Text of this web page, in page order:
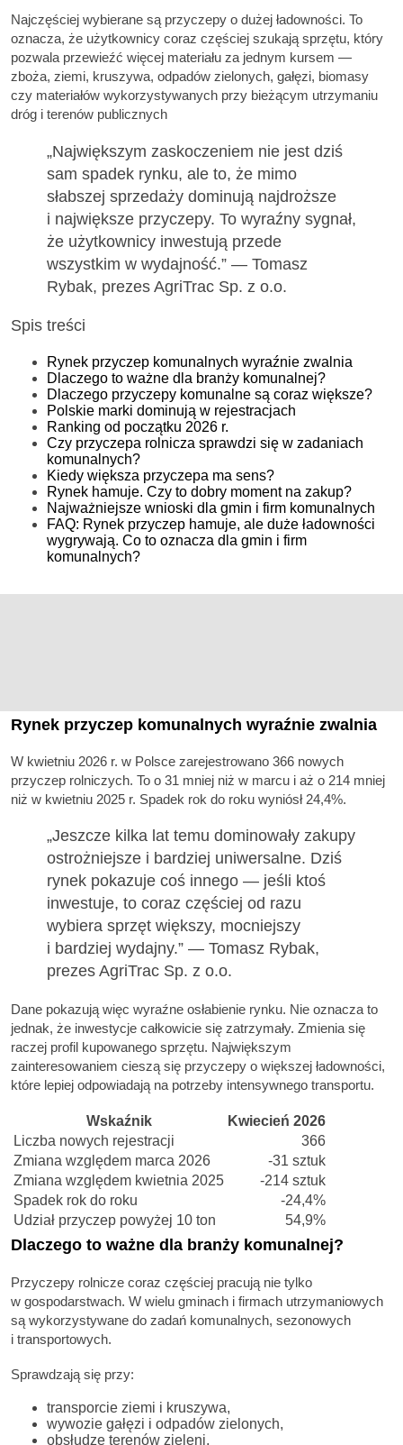
Najczęściej wybierane są przyczepy o dużej ładowności. To
oznacza, że użytkownicy coraz częściej szukają sprzętu, który
pozwala przewieźć więcej materiału za jednym kursem —
zboża, ziemi, kruszywa, odpadów zielonych, gałęzi, biomasy
czy materiałów wykorzystywanych przy bieżącym utrzymaniu
dróg i terenów publicznych
„Największym zaskoczeniem nie jest dziś
sam spadek rynku, ale to, że mimo
słabszej sprzedaży dominują najdroższe
i największe przyczepy. To wyraźny sygnał,
że użytkownicy inwestują przede
wszystkim w wydajność.” — Tomasz
Rybak, prezes AgriTrac Sp. z o.o.
Spis treści
Rynek przyczep komunalnych wyraźnie zwalnia
Dlaczego to ważne dla branży komunalnej?
Dlaczego przyczepy komunalne są coraz większe?
Polskie marki dominują w rejestracjach
Ranking od początku 2026 r.
Czy przyczepa rolnicza sprawdzi się w zadaniach
komunalnych?
Kiedy większa przyczepa ma sens?
Rynek hamuje. Czy to dobry moment na zakup?
Najważniejsze wnioski dla gmin i firm komunalnych
FAQ: Rynek przyczep hamuje, ale duże ładowności
wygrywają. Co to oznacza dla gmin i firm
komunalnych?
Rynek przyczep komunalnych wyraźnie zwalnia
W kwietniu 2026 r. w Polsce zarejestrowano 366 nowych
przyczep rolniczych. To o 31 mniej niż w marcu i aż o 214 mniej
niż w kwietniu 2025 r. Spadek rok do roku wyniósł 24,4%.
„Jeszcze kilka lat temu dominowały zakupy
ostrożniejsze i bardziej uniwersalne. Dziś
rynek pokazuje coś innego — jeśli ktoś
inwestuje, to coraz częściej od razu
wybiera sprzęt większy, mocniejszy
i bardziej wydajny.” — Tomasz Rybak,
prezes AgriTrac Sp. z o.o.
Dane pokazują więc wyraźne osłabienie rynku. Nie oznacza to
jednak, że inwestycje całkowicie się zatrzymały. Zmienia się
raczej profil kupowanego sprzętu. Największym
zainteresowaniem cieszą się przyczepy o większej ładowności,
które lepiej odpowiadają na potrzeby intensywnego transportu.
Wskaźnik
Kwiecień 2026
Liczba nowych rejestracji
366
Zmiana względem marca 2026
-31 sztuk
Zmiana względem kwietnia 2025
-214 sztuk
Spadek rok do roku
-24,4%
Udział przyczep powyżej 10 ton
54,9%
Dlaczego to ważne dla branży komunalnej?
Przyczepy rolnicze coraz częściej pracują nie tylko
w gospodarstwach. W wielu gminach i firmach utrzymaniowych
są wykorzystywane do zadań komunalnych, sezonowych
i transportowych.
Sprawdzają się przy:
transporcie ziemi i kruszywa,
wywozie gałęzi i odpadów zielonych,
obsłudze terenów zieleni,